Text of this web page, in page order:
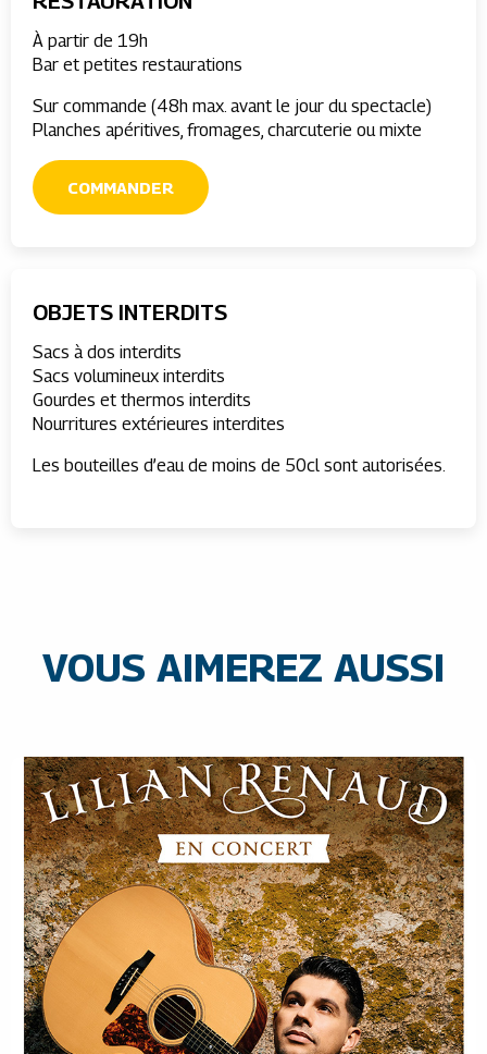
À partir de 19h
Bar et petites restaurations
Sur commande (48h max. avant le jour du spectacle)
Planches apéritives, fromages, charcuterie ou mixte
COMMANDER
OBJETS INTERDITS
Sacs à dos interdits
Sacs volumineux interdits
Gourdes et thermos interdits
Nourritures extérieures interdites
Les bouteilles d’eau de moins de 50cl sont autorisées.
VOUS AIMEREZ AUSSI